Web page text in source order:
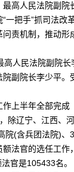
人民法院副院
一把手”抓司法改
责机制，推动形
副院长李少平。
上半年全部完成
辽宁、江西、河
院(含兵团法院)
法官的选任工作
官是105433名。